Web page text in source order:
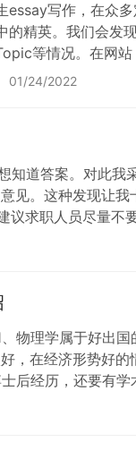
essay写作，在众
的精英。我们会发
等情况。在网
）或者给出
01/24/2022
知道答案。对此
见。这种发现让
议求职人员尽量
们的出现让人…
学属于好出国
，在经济形势好
后经历，还要有
在美…